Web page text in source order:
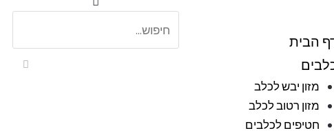
הבית
מזון יבש לכלב
מזון רטוב לכלב
חטיפים לכלבים